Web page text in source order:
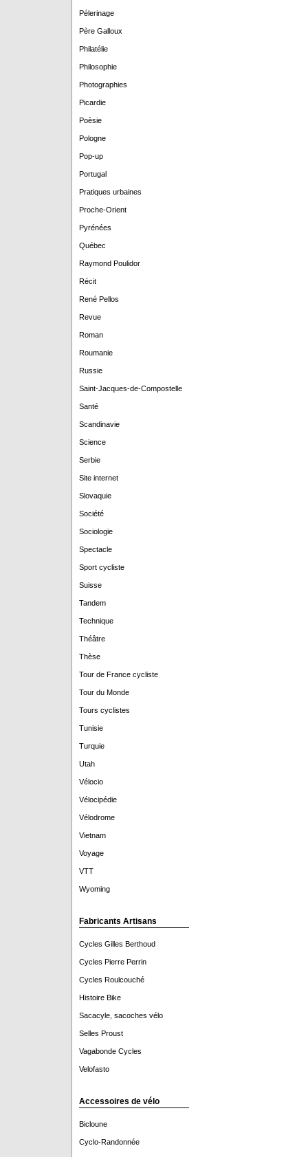
Pélerinage
Père Galloux
Philatélie
Philosophie
Photographies
Picardie
Poèsie
Pologne
Pop-up
Portugal
Pratiques urbaines
Proche-Orient
Pyrénées
Québec
Raymond Poulidor
Récit
René Pellos
Revue
Roman
Roumanie
Russie
Saint-Jacques-de-Compostelle
Santé
Scandinavie
Science
Serbie
Site internet
Slovaquie
Société
Sociologie
Spectacle
Sport cycliste
Suisse
Tandem
Technique
Théâtre
Thèse
Tour de France cycliste
Tour du Monde
Tours cyclistes
Tunisie
Turquie
Utah
Vélocio
Vélocipédie
Vélodrome
Vietnam
Voyage
VTT
Wyoming
Fabricants Artisans
Cycles Gilles Berthoud
Cycles Pierre Perrin
Cycles Roulcouché
Histoire Bike
Sacacyle, sacoches vélo
Selles Proust
Vagabonde Cycles
Velofasto
Accessoires de vélo
Bicloune
Cyclo-Randonnée